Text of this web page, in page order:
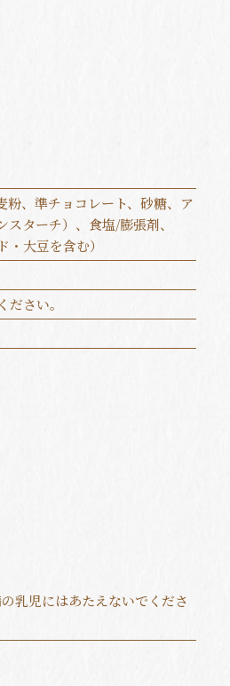
粉、準チョコレート、砂糖、ア
ターチ）、食塩/膨張剤、
・大豆を含む）
さい。
乳児にはあたえないでくださ